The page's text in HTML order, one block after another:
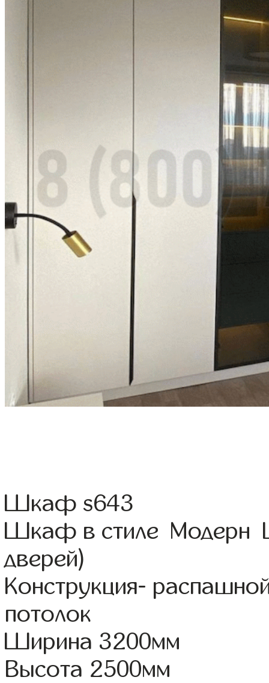
Шкаф s643
Шкаф в стиле Модерн
дверей)
Конструкция-
потолок
Ширина 3200мм
Высота 2500мм